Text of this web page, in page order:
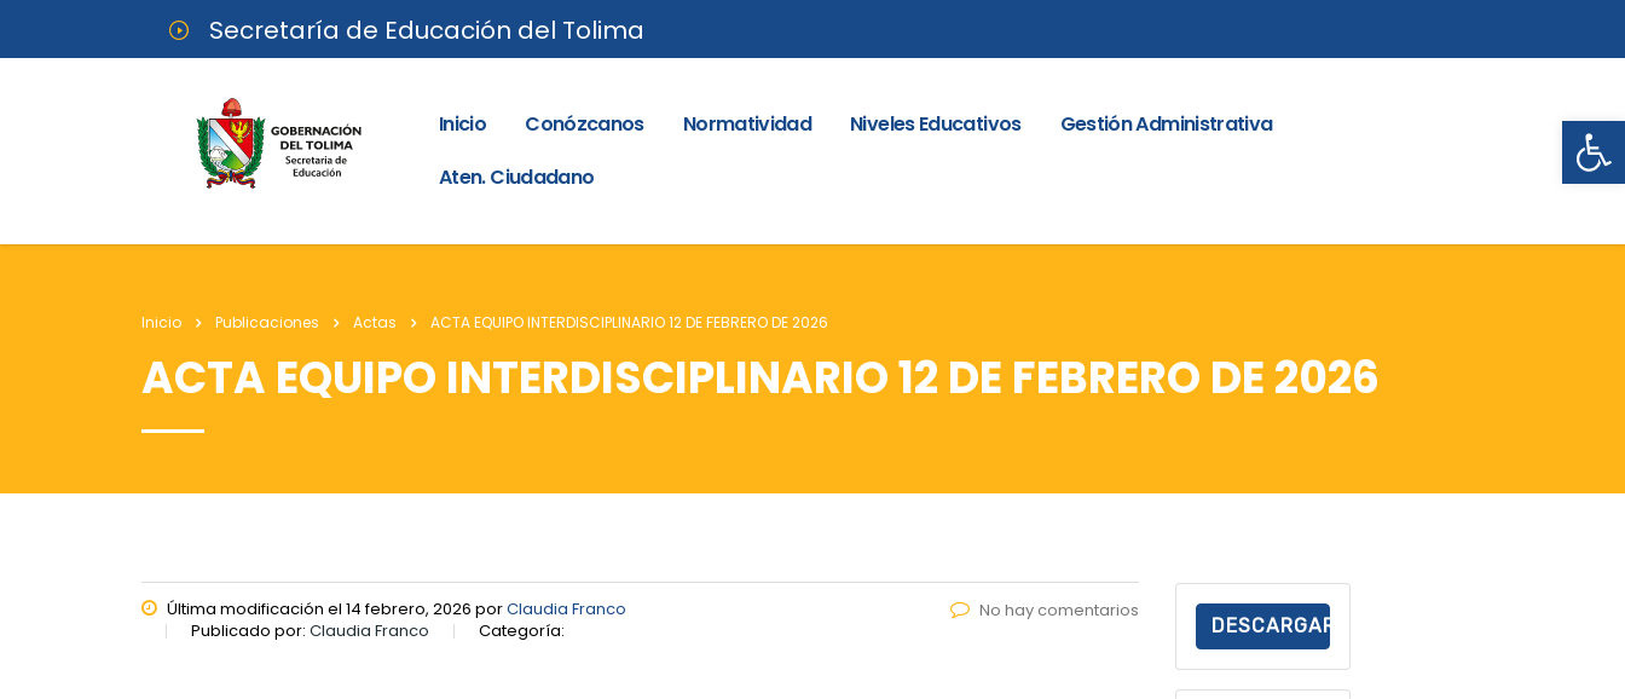
Secretaría de Educación del Tolima
Inicio Conózcanos Normatividad Niveles Educativos
Gestión Administrativa
Aten. Ciudadano
Inicio Publicaciones Actas ACTA EQUIPO INTERDISCIPLINARIO 12 DE FEBRERO DE 2026
ACTA EQUIPO INTERDISCIPLINARIO 12 DE FEBRERO DE 2026
Última modificación el 14 febrero, 2026 porClaudia Franco
Publicado por: Claudia Franco Categoría:
No hay comentarios
DESCARGAR